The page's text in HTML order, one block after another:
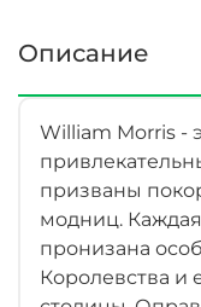
Описание
William Morris -
призваны
модниц.
пронизана
Королевства и